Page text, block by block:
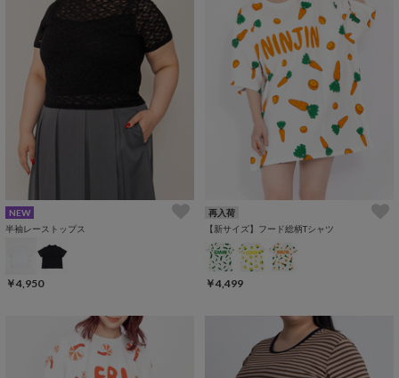
NEW
半袖レーストップス
￥4,950
再入荷
【新サイズ】フード総柄Tシャツ
￥4,499